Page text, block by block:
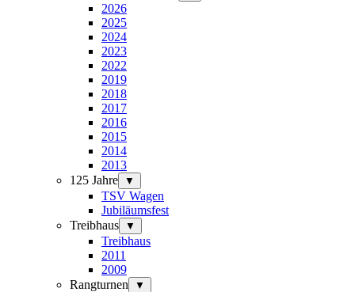
2026
2025
2024
2023
2022
2019
2018
2017
2016
2015
2014
2013
125 Jahre
▼
TSV Wagen
Jubiläumsfest
Treibhaus
▼
Treibhaus
2011
2009
Rangturnen
▼